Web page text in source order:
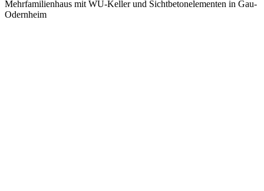
Mehrfamilienhaus mit WU-Keller und Sichtbetonelementen in Gau-
Odernheim